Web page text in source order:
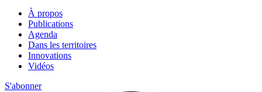
À propos
Publications
Agenda
Dans les territoires
Innovations
Vidéos
S'abonner